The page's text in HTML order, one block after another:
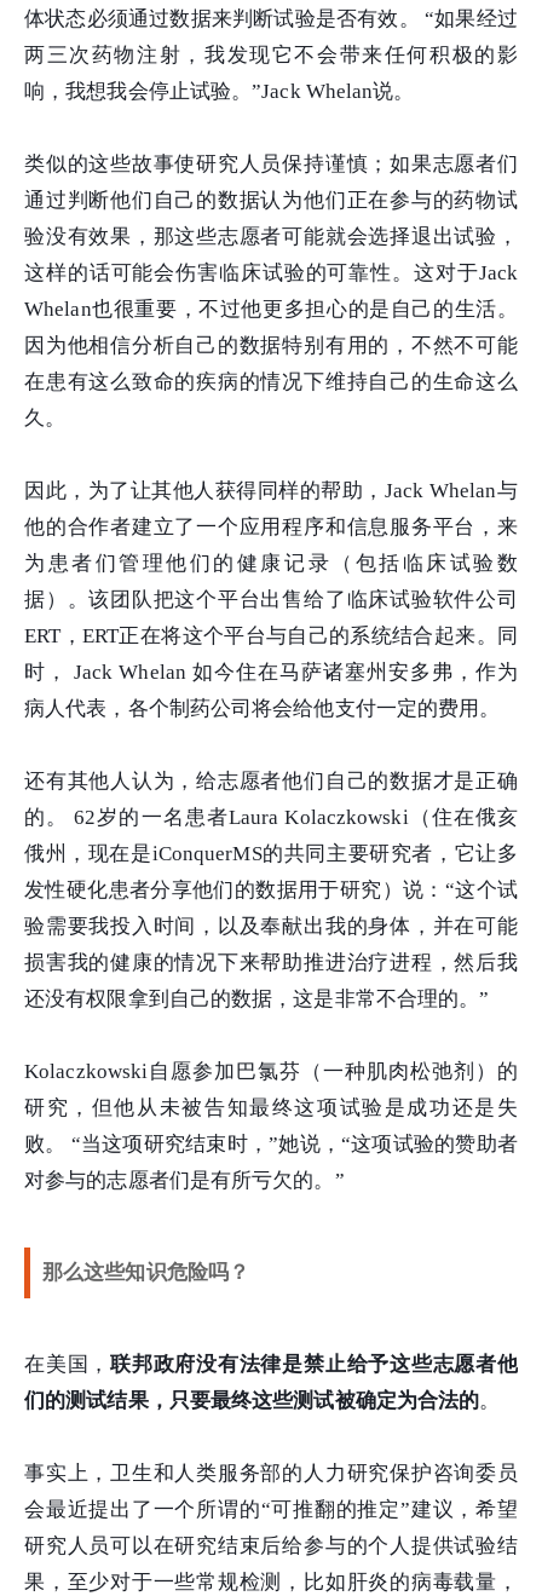
体状态必须通过数据来判断试验是否有效。 “如果经过
两三次药物注射，我发现它不会带来任何积极的影
响，我想我会停止试验。”Jack Whelan说。
类似的这些故事使研究人员保持谨慎；如果志愿者们
通过判断他们自己的数据认为他们正在参与的药物试
验没有效果，那这些志愿者可能就会选择退出试验，
这样的话可能会伤害临床试验的可靠性。这对于Jack
Whelan也很重要，不过他更多担心的是自己的生活。
因为他相信分析自己的数据特别有用的，不然不可能
在患有这么致命的疾病的情况下维持自己的生命这么
久。
因此，为了让其他人获得同样的帮助，Jack Whelan与
他的合作者建立了一个应用程序和信息服务平台，来
为患者们管理他们的健康记录（包括临床试验数
据）。该团队把这个平台出售给了临床试验软件公司
ERT，ERT正在将这个平台与自己的系统结合起来。同
时， Jack Whelan 如今住在马萨诸塞州安多弗，作为
病人代表，各个制药公司将会给他支付一定的费用。
还有其他人认为，给志愿者他们自己的数据才是正确
的。 62岁的一名患者Laura Kolaczkowski（住在俄亥
俄州，现在是iConquerMS的共同主要研究者，它让多
发性硬化患者分享他们的数据用于研究）说：“这个试
验需要我投入时间，以及奉献出我的身体，并在可能
损害我的健康的情况下来帮助推进治疗进程，然后我
还没有权限拿到自己的数据，这是非常不合理的。”
Kolaczkowski自愿参加巴氯芬（一种肌肉松弛剂）的
研究，但他从未被告知最终这项试验是成功还是失
败。 “当这项研究结束时，”她说，“这项试验的赞助者
对参与的志愿者们是有所亏欠的。”
那么这些知识危险吗？
在美国，联邦政府没有法律是禁止给予这些志愿者他
们的测试结果，只要最终这些测试被确定为合法的。
事实上，卫生和人类服务部的人力研究保护咨询委员
会最近提出了一个所谓的“可推翻的推定”建议，希望
研究人员可以在研究结束后给参与的个人提供试验结
果，至少对于一些常规检测，比如肝炎的病毒载量，